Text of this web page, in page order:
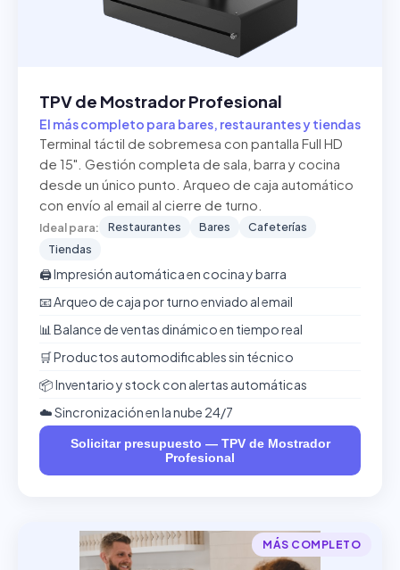
TPV de Mostrador Profesional
El más completo para bares, restaurantes y tiendas
Terminal táctil de sobremesa con pantalla Full HD
de 15". Gestión completa de sala, barra y cocina
desde un único punto. Arqueo de caja automático
con envío al email al cierre de turno.
Ideal para: Restaurantes Bares
Cafeterías
Tiendas
🖨️ Impresión automática en cocina y barra
📧 Arqueo de caja por turno enviado al email
📊 Balance de ventas dinámico en tiempo real
🛒 Productos automodificables sin técnico
📦 Inventario y stock con alertas automáticas
☁️ Sincronización en la nube 24/7
Solicitar presupuesto — TPV de Mostrador
Profesional
MÁS COMPLETO